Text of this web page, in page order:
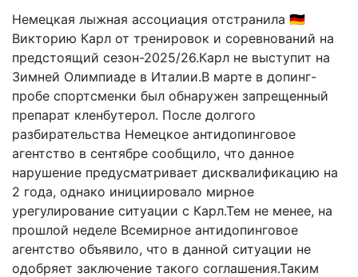
Немецкая лыжная ассоциация отстранила 🇩🇪
Викторию Карл от тренировок и соревнований на
предстоящий сезон-2025/26.Карл не выступит на
Зимней Олимпиаде в Италии.В марте в допинг-
пробе спортсменки был обнаружен запрещенный
препарат кленбутерол. После долгого
разбирательства Немецкое антидопинговое
агентство в сентябре сообщило, что данное
нарушение предусматривает дисквалификацию на
2 года, однако инициировало мирное
урегулирование ситуации с Карл.Тем не менее, на
прошлой неделе Всемирное антидопинговое
агентство объявило, что в данной ситуации не
одобряет заключение такого соглашения.Таким